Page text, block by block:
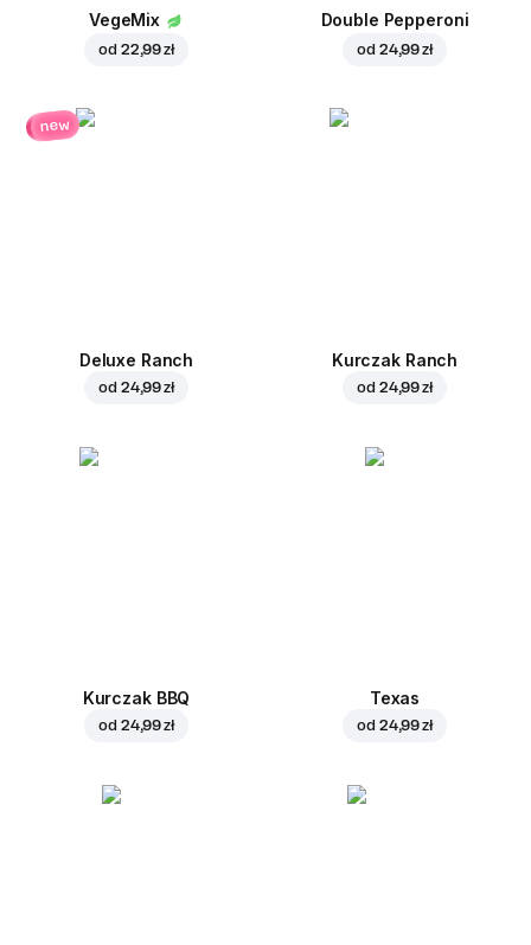
VegeMix
od 22,99 zł
Double Pepperoni
od 24,99 zł
new
Deluxe Ranch
od 24,99 zł
Kurczak Ranch
od 24,99 zł
Kurczak BBQ
od 24,99 zł
Texas
od 24,99 zł